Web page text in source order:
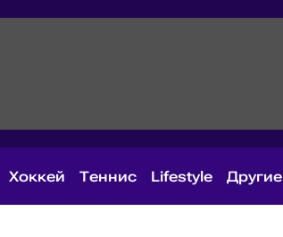
Хоккей Теннис Lifestyle Другие